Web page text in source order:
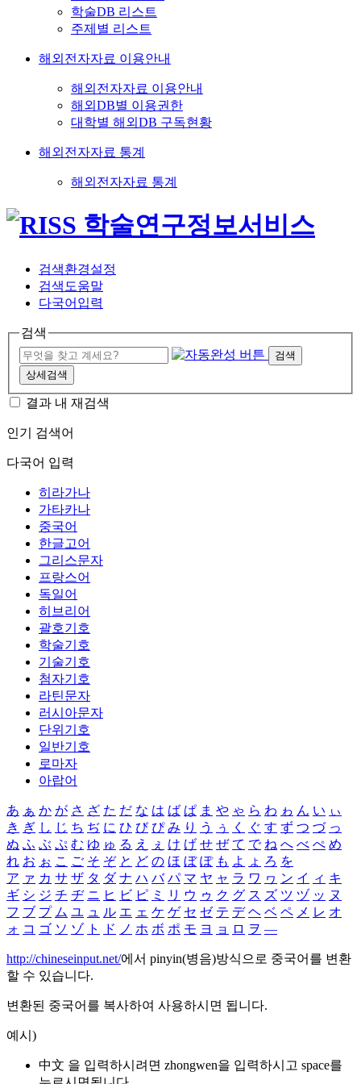
학술DB 리스트
주제별 리스트
해외전자자료 이용안내
해외전자자료 이용안내
해외DB별 이용권한
대학별 해외DB 구독현황
해외전자자료 통계
해외전자자료 통계
검색환경설정
검색도움말
다국어입력
검색
검색
상세검색
결과 내 재검색
인기 검색어
다국어 입력
히라가나
가타카나
중국어
한글고어
그리스문자
프랑스어
독일어
히브리어
괄호기호
학술기호
기술기호
첨자기호
라틴문자
러시아문자
단위기호
일반기호
로마자
아랍어
あ ぁ か が さ ざ た だ な は ば ぱ ま や ゃ ら わ ゎ ん い ぃ
き ぎ し じ ち ぢ に ひ び ぴ み り う ぅ く ぐ す ず つ づ っ
ぬ ふ ぶ ぷ む ゆ ゅ る え ぇ け げ せ ぜ て で ね へ べ ぺ め
れ お ぉ こ ご そ ぞ と ど の ほ ぼ ぽ も よ ょ ろ を
ア ァ カ サ ザ タ ダ ナ ハ バ パ マ ヤ ャ ラ ワ ヮ ン イ ィ キ
ギ シ ジ チ ヂ ニ ヒ ビ ピ ミ リ ウ ゥ ク グ ス ズ ツ ヅ ッ ヌ
フ ブ プ ム ユ ュ ル エ ェ ケ ゲ セ ゼ テ デ ヘ ベ ペ メ レ オ
ォ コ ゴ ソ ゾ ト ド ノ ホ ボ ポ モ ヨ ョ ロ ヲ ―
http://chineseinput.net/에서 pinyin(병음)방식으로 중국어를 변환
할 수 있습니다.
변환된 중국어를 복사하여 사용하시면 됩니다.
예시)
中文 을 입력하시려면 zhongwen을 입력하시고 space를